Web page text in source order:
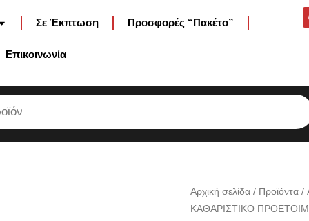
Σε Έκπτωση Προσφορές “Πακέτο”
Επικοινωνία
Αρχική σελίδα / Προϊόντα /
ΚΑΘΑΡΙΣΤΙΚΟ
RUPES
9.REVEALM750